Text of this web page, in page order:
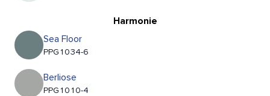
Harmonie
Sea Floor
PPG1034-6
Berliose
PPG1010-4